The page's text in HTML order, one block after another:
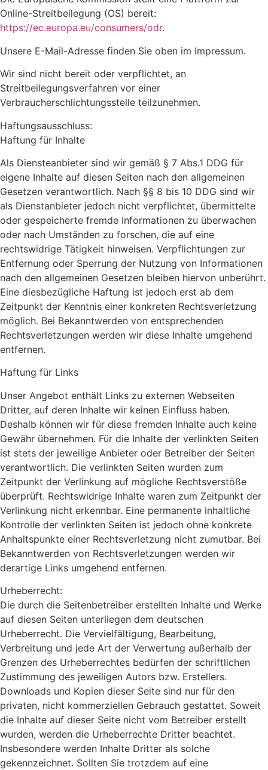
Online-Streitbeilegung (OS) bereit:
https://ec.europa.eu/consumers/odr.
Unsere E-Mail-Adresse finden Sie oben im Impressum.
Wir sind nicht bereit oder verpflichtet, an
Streitbeilegungsverfahren vor einer
Verbraucherschlichtungsstelle teilzunehmen.
Haftungsausschluss:
Haftung für Inhalte
Als Diensteanbieter sind wir gemäß § 7 Abs.1 DDG für
eigene Inhalte auf diesen Seiten nach den allgemeinen
Gesetzen verantwortlich. Nach §§ 8 bis 10 DDG sind wir
als Dienstanbieter jedoch nicht verpflichtet, übermittelte
oder gespeicherte fremde Informationen zu überwachen
oder nach Umständen zu forschen, die auf eine
rechtswidrige Tätigkeit hinweisen. Verpflichtungen zur
Entfernung oder Sperrung der Nutzung von Informationen
nach den allgemeinen Gesetzen bleiben hiervon unberührt.
Eine diesbezügliche Haftung ist jedoch erst ab dem
Zeitpunkt der Kenntnis einer konkreten Rechtsverletzung
möglich. Bei Bekanntwerden von entsprechenden
Rechtsverletzungen werden wir diese Inhalte umgehend
entfernen.
Haftung für Links
Unser Angebot enthält Links zu externen Webseiten
Dritter, auf deren Inhalte wir keinen Einfluss haben.
Deshalb können wir für diese fremden Inhalte auch keine
Gewähr übernehmen. Für die Inhalte der verlinkten Seiten
ist stets der jeweilige Anbieter oder Betreiber der Seiten
verantwortlich. Die verlinkten Seiten wurden zum
Zeitpunkt der Verlinkung auf mögliche Rechtsverstöße
überprüft. Rechtswidrige Inhalte waren zum Zeitpunkt der
Verlinkung nicht erkennbar. Eine permanente inhaltliche
Kontrolle der verlinkten Seiten ist jedoch ohne konkrete
Anhaltspunkte einer Rechtsverletzung nicht zumutbar. Bei
Bekanntwerden von Rechtsverletzungen werden wir
derartige Links umgehend entfernen.
Urheberrecht:
Die durch die Seitenbetreiber erstellten Inhalte und Werke
auf diesen Seiten unterliegen dem deutschen
Urheberrecht. Die Vervielfältigung, Bearbeitung,
Verbreitung und jede Art der Verwertung außerhalb der
Grenzen des Urheberrechtes bedürfen der schriftlichen
Zustimmung des jeweiligen Autors bzw. Erstellers.
Downloads und Kopien dieser Seite sind nur für den
privaten, nicht kommerziellen Gebrauch gestattet. Soweit
die Inhalte auf dieser Seite nicht vom Betreiber erstellt
wurden, werden die Urheberrechte Dritter beachtet.
Insbesondere werden Inhalte Dritter als solche
gekennzeichnet. Sollten Sie trotzdem auf eine